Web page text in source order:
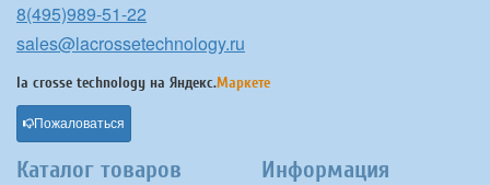
8(495)989-51-22
sales@lacrossetechnology.ru
la crosse technology на Яндекс.Маркете
Пожаловаться
Каталог товаров Информация